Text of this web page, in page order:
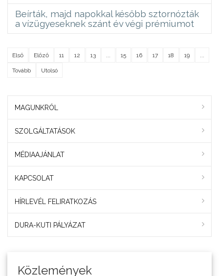
Beírták, majd napokkal később sztornózták
a vízügyeseknek szánt év végi prémiumot
Első Előző 11 12 13 ... 15 16 17 18 19 ...
Tovább Utolsó
MAGUNKRÓL
SZOLGÁLTATÁSOK
MÉDIAAJÁNLAT
KAPCSOLAT
HÍRLEVÉL FELIRATKOZÁS
DURA-KUTI PÁLYÁZAT
Közlemények